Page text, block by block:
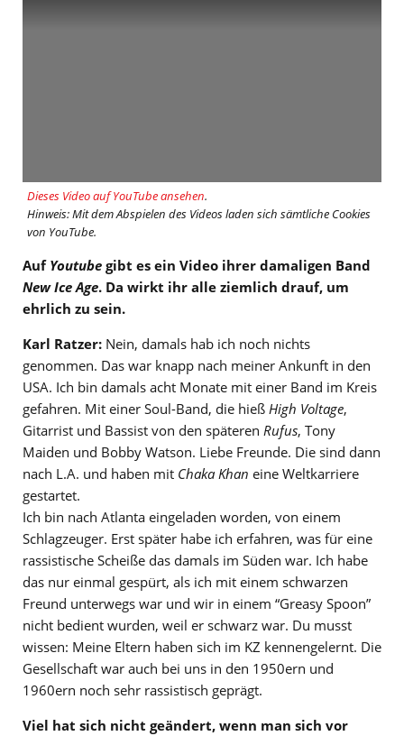
Dieses Video auf YouTube ansehen.
Hinweis: Mit dem Abspielen des Videos laden sich sämtliche Cookies
von YouTube.
Auf Youtube gibt es ein Video ihrer damaligen Band
New Ice Age. Da wirkt ihr alle ziemlich drauf, um
ehrlich zu sein.
Karl Ratzer: Nein, damals hab ich noch nichts
genommen. Das war knapp nach meiner Ankunft in den
USA. Ich bin damals acht Monate mit einer Band im Kreis
gefahren. Mit einer Soul-Band, die hieß High Voltage,
Gitarrist und Bassist von den späteren Rufus, Tony
Maiden und Bobby Watson. Liebe Freunde. Die sind dann
nach L.A. und haben mit Chaka Khan eine Weltkarriere
gestartet.
Ich bin nach Atlanta eingeladen worden, von einem
Schlagzeuger. Erst später habe ich erfahren, was für eine
rassistische Scheiße das damals im Süden war. Ich habe
das nur einmal gespürt, als ich mit einem schwarzen
Freund unterwegs war und wir in einem “Greasy Spoon”
nicht bedient wurden, weil er schwarz war. Du musst
wissen: Meine Eltern haben sich im KZ kennengelernt. Die
Gesellschaft war auch bei uns in den 1950ern und
1960ern noch sehr rassistisch geprägt.
Viel hat sich nicht geändert, wenn man sich vor